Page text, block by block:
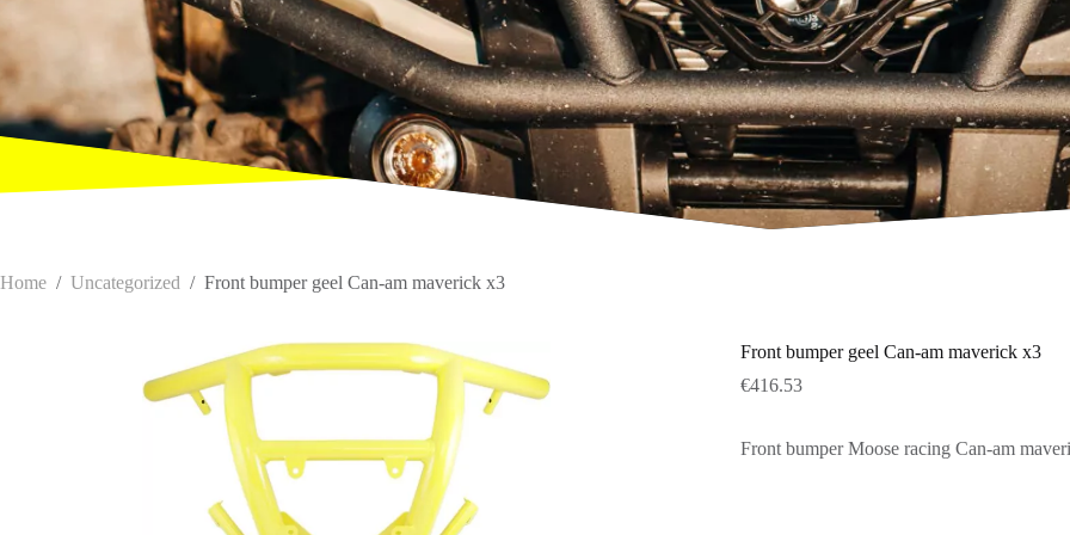
Home / Uncategorized / Front bumper geel Can-am maverick x3
Front bumper geel Can-am maverick x3
€416.53
Front bumper Moose racing Can-am